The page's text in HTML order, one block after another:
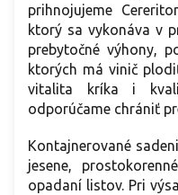
prihnojujeme
ktorý sa vykonáva v
prebytočné výhony,
ktorých má vinič
vitalita kríka i
odporúčame chrániť
Kontajnerované
jesene,
opadaní listov. Pri